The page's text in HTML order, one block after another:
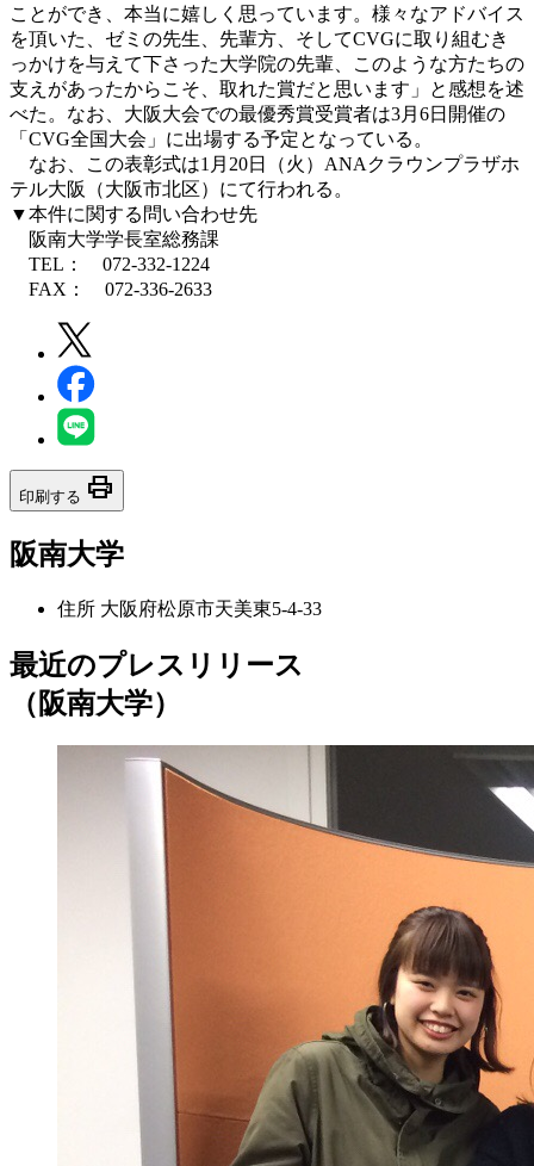
ことができ、本当に嬉しく思っています。様々なアドバイス
を頂いた、ゼミの先生、先輩方、そしてCVGに取り組むき
っかけを与えて下さった大学院の先輩、このような方たちの
支えがあったからこそ、取れた賞だと思います」と感想を述
べた。なお、大阪大会での最優秀賞受賞者は3月6日開催の
「CVG全国大会」に出場する予定となっている。
なお、この表彰式は1月20日（火）ANAクラウンプラザホ
テル大阪（大阪市北区）にて行われる。
▼本件に関する問い合わせ先
阪南大学学長室総務課
TEL： 072-332-1224
FAX： 072-336-2633
印刷する print
阪南大学
住所 大阪府松原市天美東5-4-33
最近のプレスリリース
（阪南大学）